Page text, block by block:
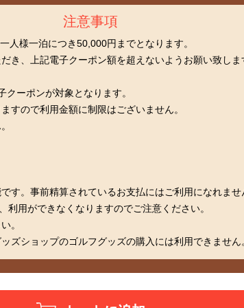
注意事項
人様一泊につき50,000円までとなります。
き、上記電子クーポン額を超えないようお願い致しま
ーポンが対象となります。
すので利用金額に制限はございません。
す。事前精算されているお支払にはご利用になれませ
利用ができなくなりますのでご注意ください。
。
ズショップのゴルフグッズの購入には利用できません